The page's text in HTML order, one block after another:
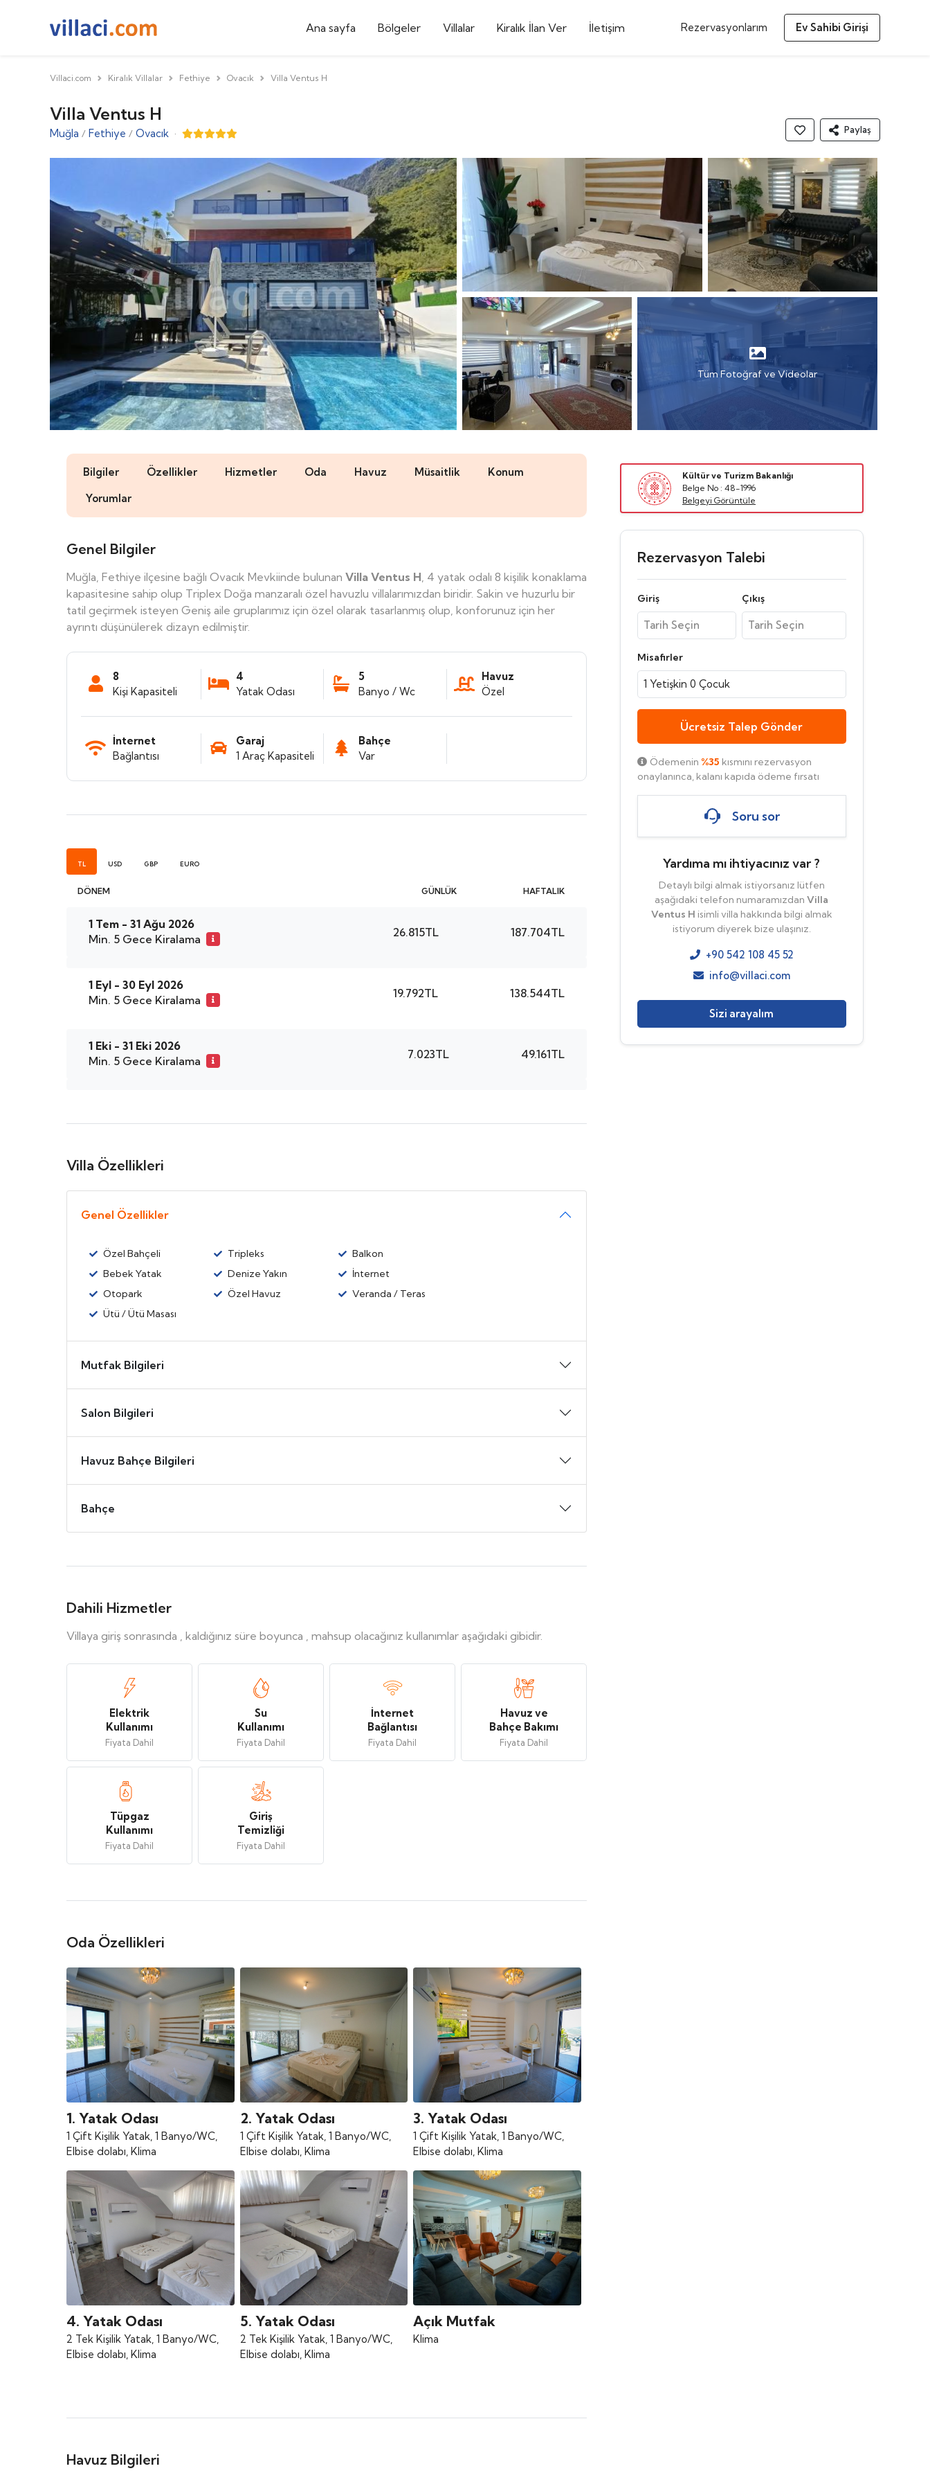
Ana sayfa Bölgeler Villalar Kiralık İlan Ver İletişim Rezervasyonlarım Ev Sahibi Girişi
Villaci.com Kiralık Villalar Fethiye Ovacık Villa Ventus H
Villa Ventus H
Muğla / Fethiye / Ovacık · Paylaş
Tüm Fotoğraf ve Videolar
Bilgiler Özellikler Hizmetler Oda Havuz Müsaitlik
Konum
Yorumlar
Genel Bilgiler
Muğla, Fethiye ilçesine bağlı Ovacık Mevkiinde bulunan Villa Ventus H​, 4 yatak odalı 8 kişilik konaklama
kapasitesine sahip olup Triplex Doğa manzaralı özel havuzlu villalarımızdan biridir. Sakin ve huzurlu bir
tatil geçirmek isteyen Geniş aile gruplarımız için özel olarak tasarlanmış olup, konforunuz için her
ayrıntı düşünülerek dizayn edilmiştir.
8
Kişi Kapasiteli
4
Yatak Odası
5
Banyo / Wc
Havuz
Özel
İnternet
Bağlantısı
Garaj
1 Araç Kapasiteli
Bahçe
Var
TL USD GBP EURO
DÖNEM GÜNLÜK HAFTALIK
1 Tem - 31 Ağu 2026
Min. 5 Gece Kiralama
26.815TL 187.704TL
1 Eyl - 30 Eyl 2026
Min. 5 Gece Kiralama
19.792TL 138.544TL
1 Eki - 31 Eki 2026
Min. 5 Gece Kiralama
7.023TL 49.161TL
Villa Özellikleri
Genel Özellikler
Özel Bahçeli Tripleks
Balkon
Bebek Yatak
Denize Yakın
İnternet
Otopark
Özel Havuz
Veranda / Teras
Ütü / Ütü Masası
Mutfak Bilgileri
Salon Bilgileri
Havuz Bahçe Bilgileri
Bahçe
Dahili Hizmetler
Villaya giriş sonrasında , kaldığınız süre boyunca , mahsup olacağınız kullanımlar aşağıdaki gibidir.
Elektrik
Kullanımı
Fiyata Dahil
Su
Kullanımı
Fiyata Dahil
İnternet
Bağlantısı
Fiyata Dahil
Havuz ve
Bahçe Bakımı
Fiyata Dahil
Tüpgaz
Kullanımı
Fiyata Dahil
Giriş
Temizliği
Fiyata Dahil
Oda Özellikleri
1. Yatak Odası
1 Çift Kişilik Yatak, 1 Banyo/WC,
Elbise dolabı, Klima
2. Yatak Odası
1 Çift Kişilik Yatak, 1 Banyo/WC,
Elbise dolabı, Klima
3. Yatak Odası
1 Çift Kişilik Yatak, 1 Banyo/WC,
Elbise dolabı, Klima
4. Yatak Odası
2 Tek Kişilik Yatak, 1 Banyo/WC,
Elbise dolabı, Klima
5. Yatak Odası
2 Tek Kişilik Yatak, 1 Banyo/WC,
Elbise dolabı, Klima
Açık Mutfak
Klima
Havuz Bilgileri
Kültür ve Turizm Bakanlığı
Belge No : 48-1996
Belgeyi Görüntüle
Rezervasyon Talebi
Giriş Çıkış
Misafirler
1 Yetişkin 0 Çocuk
Ücretsiz Talep Gönder
Ödemenin %35 kısmını rezervasyon
onaylanınca, kalanı kapıda ödeme fırsatı
Soru sor
Yardıma mı ihtiyacınız var ?
Detaylı bilgi almak istiyorsanız lütfen
aşağıdaki telefon numaramızdanVilla
Ventus H isimli villa hakkında bilgi almak
istiyorum diyerek bize ulaşınız.
+90 542 108 45 52
info@villaci.com
Sizi arayalım